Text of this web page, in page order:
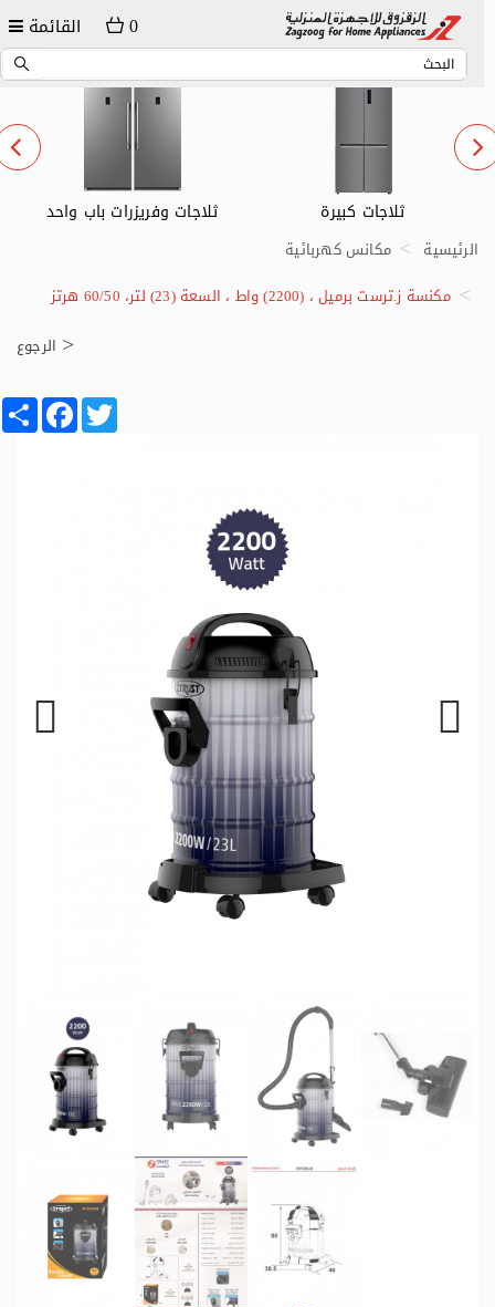
القائمة 0
ثلاجات كبيرة ثلاجات وفريزرات باب واحد
الرئيسية
مكانس كهربائية
مكنسة ز.ترست برميل ، (2200) واط ، السعة (23) لتر، 60/50 هرتز
الرجوع
Share
FacebookTwitter